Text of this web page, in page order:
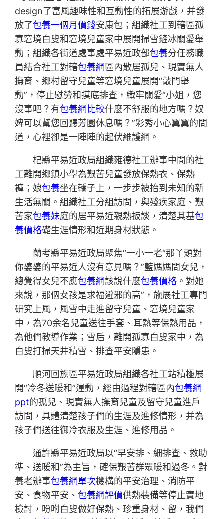
design了富風趣味性和互動性的拓展游戲，并發
放了包養一個月價錢安康包；組織社工到轄區孤
寡窘境白叟和窘境兒童家中展開掃雪鏟冰關愛舉
動；組織各街道處事處平易近政部包養分任務職
員結合社工對轄包養網區內散居孤兒、現實無人
撫育、鄉村留守兒童等窘境兒童展開“敲門舉
動”，停止慰勞和摸底排查，織牢關愛“小姐，您
沒事吧？有包養網比較什麼不舒服的地方嗎？奴
婢可以幫您回聽芳園休息嗎？”彩秀小心翼翼的問
道，心裡卻是一陣陣的起伏維護網。
杞縣平易近政局組織雍德社工辦事中間的社
工離開鄉鎮小學為艱苦兒童發放保熱衣、保熱
褲；娘包養坐在轎子上，一步步被抬到未知的新
生活無關。組織社工分組訪問，與殘疾家庭、艱
苦家包養妹庭的居平易近親熱扳談，清楚其基包
養價格礎生涯情形和近期身材狀態。
蘭考縣平易近政局聚焦“一小一老“那丫頭對
你婆婆的平易近人沒有意見嗎？”藍媽媽問女兒，
總覺得女兒不應包養網該說什麼包養價格 。對她
來說，那個女孩是求福避邪的高”，施展社工專門
研究上風，風雪中走進留守兒童、窘境兒童家
中，為70余名兒童送往手套、耳熱等保熱用品，
為他們教導作業；雪后，離開孤寡白叟家中，為
白叟打掃天井積雪、排查平安隱患。
順河回族區平易近政局組織各社工站積極展
開“冷冬送暖和”運動，經由過程對轄區內包養網
ppt的孤兒、現實無人撫育兒童及留守兒童進戶
訪問，具體清楚孩子們的生涯及進修情形，并為
孩子們送往御冷衣服及生涯、進修用品。
通許縣平易近政局以“早安排、細排查、救助
準、送暖和”為主旨，確保艱苦群眾暖和過冬。對
養老辦事包養網單次機構的平安治理、消防平
安、食物平安、包養網評價供熱裝備等停止實地
檢討，吩咐白叟做好保熱、珍重身材、留，我們